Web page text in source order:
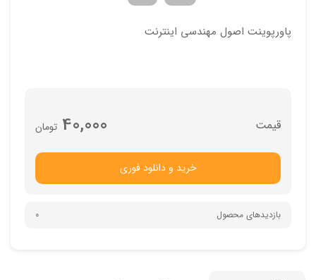
پاورپوینت اصول مهندسي اینترنت
تومان 40,000
خرید و دانلود فوری
بازدیدهای محصول 0